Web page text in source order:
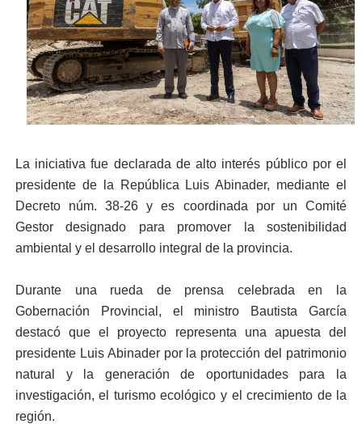
La iniciativa fue declarada de alto interés público por el
presidente de la República Luis Abinader, mediante el
Decreto núm. 38-26 y es coordinada por un Comité
Gestor designado para promover la sostenibilidad
ambiental y el desarrollo integral de la provincia.
Durante una rueda de prensa celebrada en la
Gobernación Provincial, el ministro Bautista García
destacó que el proyecto representa una apuesta del
presidente Luis Abinader por la protección del patrimonio
natural y la generación de oportunidades para la
investigación, el turismo ecológico y el crecimiento de la
región.